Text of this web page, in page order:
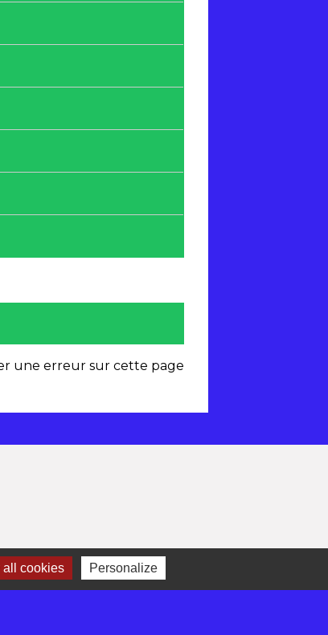
une erreur sur cette page
all cookies Personalize